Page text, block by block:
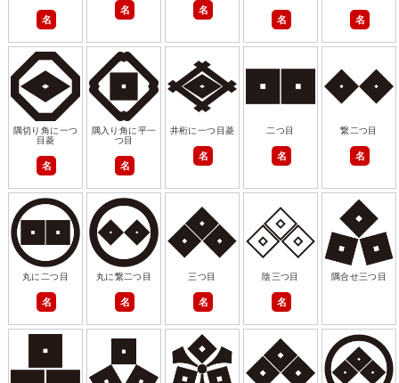
名
名 名
名 名
隅切り角に一つ
目菱
名
隅入り角に平一
つ目
名
井桁に一つ目菱
名
二つ目
名
繋二つ目
名
丸に二つ目
名
丸に繋二つ目
名
三つ目
名
陰三つ目
名
隅合せ三つ目